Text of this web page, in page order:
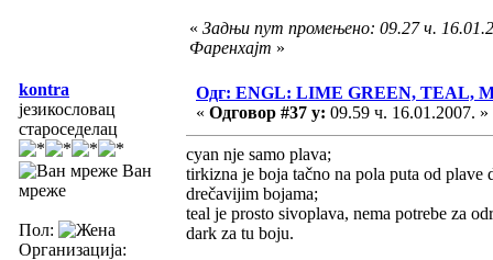
« Задњи пут промењено: 09.27 ч.
Фаренхајт »
kontra
језикословац
староседелац
Ван
мреже
Пол:
Организација:
Одг: ENGL: LIME GREEN, TEAL,
« Одговор #37 у: 09.59 ч. 16.01.2007. »
cyan nje samo plava;
tirkizna je boja tačno na pola puta od plave
drečavijim bojama;
teal je prosto sivoplava, nema potrebe za
dark za tu boju.